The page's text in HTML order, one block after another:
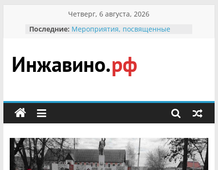
содержимому
Четверг, 6 августа, 2026
Последние: Мероприятия, посвященные
гражданин Инжавинского округа»
участнице Великой
Отечественной, фронтовичке
Безопасность в сети Интернет
мероприятии «Сохраним
первоцветы!»
В вольере Воронинского
заповедника родились крапчатые
суслики
Инжавино.рф
сельский
портал